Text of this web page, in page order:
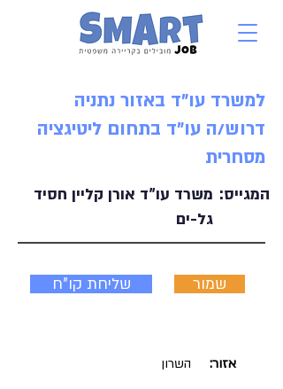
למשרד עו"ד באזור נתניה
דרוש/ה עו"ד בתחום ליטיגציה
מסחרית
משרד עו"ד אורן קליין חסיד
גל-ים
המגייס:
שליחת קו"ח שמור
השרון אזור: